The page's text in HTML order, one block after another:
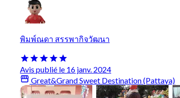
พิมพ์ณดา สรรพากิจวัฒนา
Avis publié le 16 janv. 2024
Great&Grand Sweet Destination (Pattaya)